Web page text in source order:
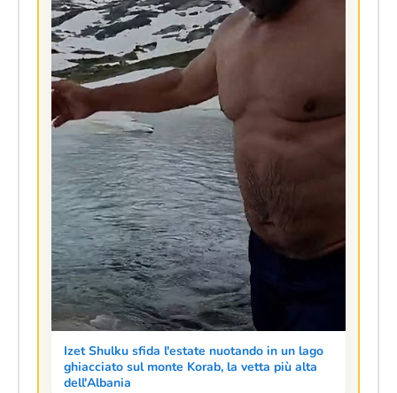
Izet Shulku sfida l'estate nuotando in un lago
ghiacciato sul monte Korab, la vetta più alta
dell'Albania